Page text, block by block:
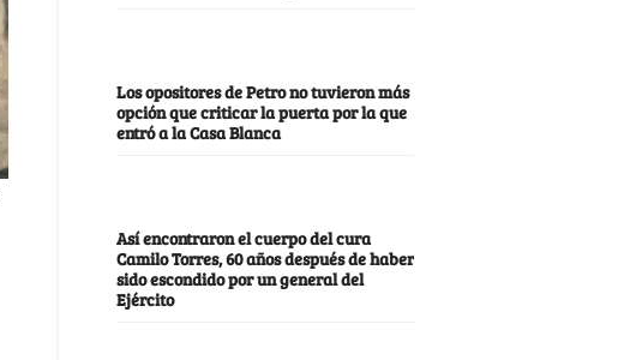
Los opositores de Petro no tuvieron más
opción que criticar la puerta por la que
entró a la Casa Blanca
Así encontraron el cuerpo del cura
Camilo Torres, 60 años después de haber
sido escondido por un general del
Ejército